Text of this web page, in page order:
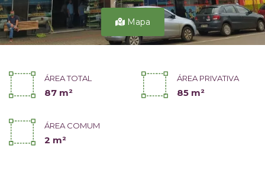
Mapa
ÁREA TOTAL
87 m²
ÁREA PRIVATIVA
85 m²
ÁREA COMUM
2 m²